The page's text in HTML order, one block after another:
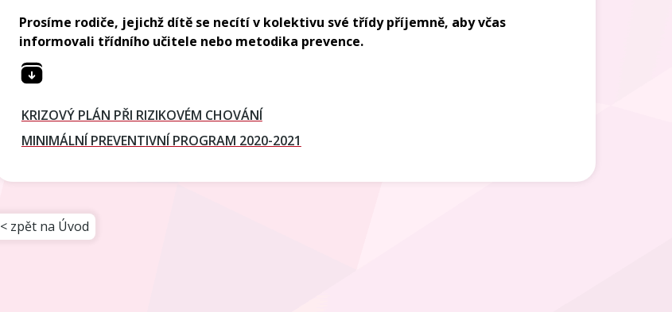
Prosíme rodiče, jejichž dítě se necítí v kolektivu své třídy příjemně, aby včas
informovali třídního učitele nebo metodika prevence.
KRIZOVÝ PLÁN PŘI RIZIKOVÉM CHOVÁNÍ
MINIMÁLNÍ PREVENTIVNÍ PROGRAM 2020-2021
< zpět na Úvod